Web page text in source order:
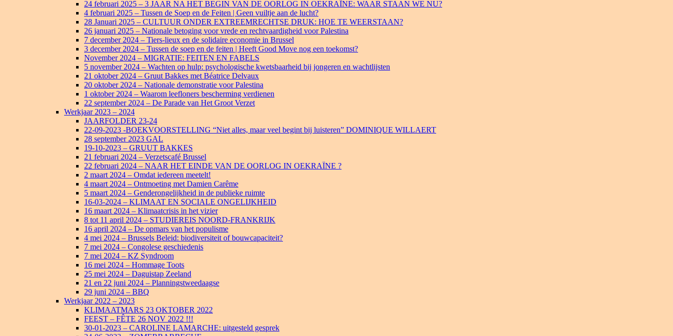
24 februari 2025 – 3 JAAR NA HET BEGIN VAN DE OORLOG IN OEKRAÏNE: WAAR STAAN WE NU?
4 februari 2025 – Tussen de Soep en de Feiten | Geen vuiltje aan de lucht?
28 Januari 2025 – CULTUUR ONDER EXTREEMRECHTSE DRUK: HOE TE WEERSTAAN?
26 januari 2025 – Nationale betoging voor vrede en rechtvaardigheid voor Palestina
7 december 2024 – Tiers-lieux en de solidaire economie in Brussel
3 december 2024 – Tussen de soep en de feiten | Heeft Good Move nog een toekomst?
November 2024 – MIGRATIE: FEITEN EN FABELS
5 november 2024 – Wachten op hulp: psychologische kwetsbaarheid bij jongeren en wachtlijsten
21 oktober 2024 – Gruut Bakkes met Béatrice Delvaux
20 oktober 2024 – Nationale demonstratie voor Palestina
1 oktober 2024 – Waarom leefloners bescherming verdienen
22 september 2024 – De Parade van Het Groot Verzet
Werkjaar 2023 – 2024
JAARFOLDER 23-24
22-09-2023 -BOEKVOORSTELLING “Niet alles, maar veel begint bij luisteren” DOMINIQUE WILLAERT
28 september 2023 GAL
19-10-2023 – GRUUT BAKKES
21 februari 2024 – Verzetscafé Brussel
22 februari 2024 – NAAR HET EINDE VAN DE OORLOG IN OEKRAÏNE ?
2 maart 2024 – Omdat iedereen meetelt!
4 maart 2024 – Ontmoeting met Damien Carême
5 maart 2024 – Genderongelijkheid in de publieke ruimte
16-03-2024 – KLIMAAT EN SOCIALE ONGELIJKHEID
16 maart 2024 – Klimaatcrisis in het vizier
8 tot 11 april 2024 – STUDIEREIS NOORD-FRANKRIJK
16 april 2024 – De opmars van het populisme
4 mei 2024 – Brussels Beleid: biodiversiteit of bouwcapaciteit?
7 mei 2024 – Congolese geschiedenis
7 mei 2024 – KZ Syndroom
16 mei 2024 – Hommage Toots
25 mei 2024 – Daguistap Zeeland
21 en 22 juni 2024 – Planningstweedaagse
29 juni 2024 – BBQ
Werkjaar 2022 – 2023
KLIMAATMARS 23 OKTOBER 2022
FEEST – FÊTE 26 NOV 2022 !!!
30-01-2023 – CAROLINE LAMARCHE: uitgesteld gesprek